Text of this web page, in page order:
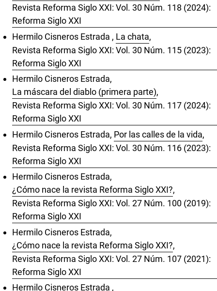
Revista Reforma Siglo XXI: Vol. 30 Núm. 118 (2024):
Reforma Siglo XXI
Hermilo Cisneros Estrada , La chata,
Revista Reforma Siglo XXI: Vol. 30 Núm. 115 (2023):
Reforma Siglo XXI
Hermilo Cisneros Estrada,
La máscara del diablo (primera parte),
Revista Reforma Siglo XXI: Vol. 30 Núm. 117 (2024):
Reforma Siglo XXI
Hermilo Cisneros Estrada, Por las calles de la vida,
Revista Reforma Siglo XXI: Vol. 30 Núm. 116 (2023):
Reforma Siglo XXI
Hermilo Cisneros Estrada,
¿Cómo nace la revista Reforma Siglo XXI?,
Revista Reforma Siglo XXI: Vol. 27 Núm. 100 (2019):
Reforma Siglo XXI
Hermilo Cisneros Estrada,
¿Cómo nace la revista Reforma Siglo XXI?,
Revista Reforma Siglo XXI: Vol. 27 Núm. 107 (2021):
Reforma Siglo XXI
Hermilo Cisneros Estrada ,